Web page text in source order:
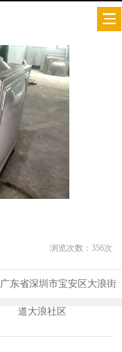
浏览次数： 356次
广东省深圳市宝安区大浪街
道大浪社区